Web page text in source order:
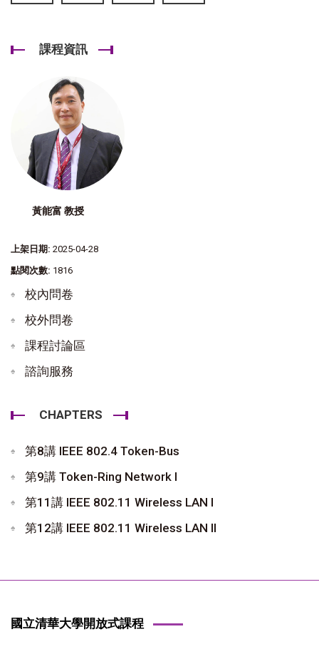
課程資訊
黃能富 教授
上架日期: 2025-04-28
點閱次數: 1816
校內問卷
校外問卷
課程討論區
諮詢服務
CHAPTERS
第8講 IEEE 802.4 Token-Bus
第9講 Token-Ring Network I
第11講 IEEE 802.11 Wireless LAN I
第12講 IEEE 802.11 Wireless LAN II
國立清華大學開放式課程